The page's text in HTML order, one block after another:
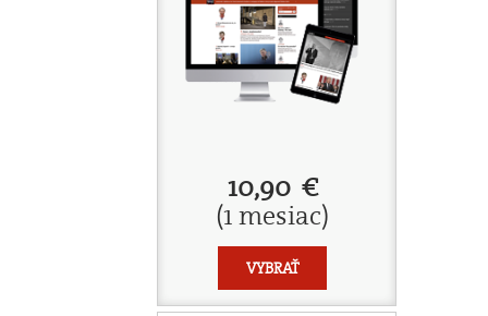
10,90 €
(1 mesiac)
VYBRAŤ